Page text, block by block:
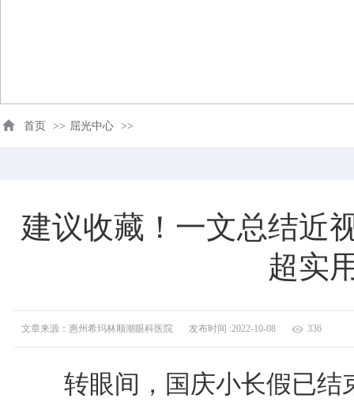
首页 >> 屈光中心 >>
建议收藏！一文总结近
超实
文章来源：惠州希玛林顺潮眼科医院 发布时间 :2022-10-08 336
转眼间，国庆小长假已结